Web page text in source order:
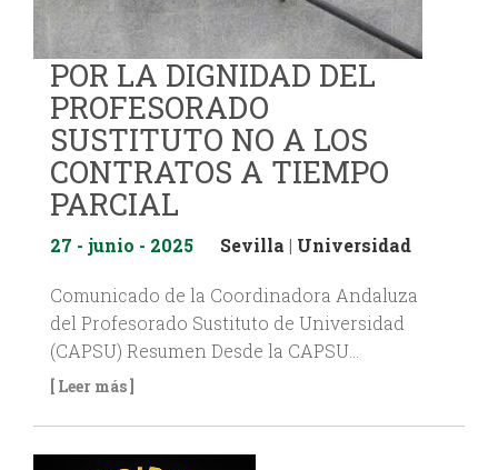
POR LA DIGNIDAD DEL
PROFESORADO
SUSTITUTO NO A LOS
CONTRATOS A TIEMPO
PARCIAL
27 - junio - 2025 Sevilla | Universidad
Comunicado de la Coordinadora Andaluza
del Profesorado Sustituto de Universidad
(CAPSU) Resumen Desde la CAPSU…
[ Leer más ]